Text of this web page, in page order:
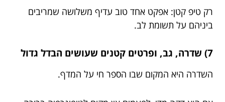
רק טיפ קטן: אפקט אחד טוב עדיף משלושה שמריבים
ביניהם על תשומת לב.
7) שדרה, גב, ופרטים קטנים שעושים הבדל גדול
השדרה היא המקום שבו הספר חי על המדף.